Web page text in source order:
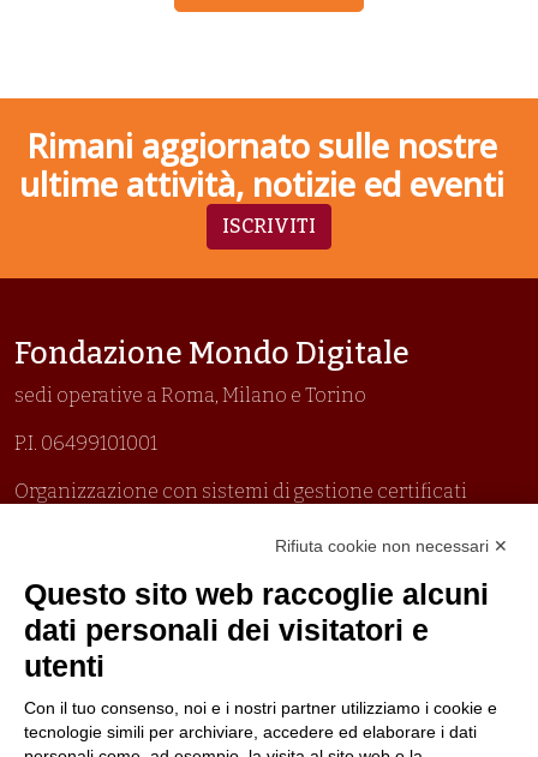
Rimani aggiornato sulle nostre
ultime attività, notizie ed eventi
ISCRIVITI
Fondazione Mondo Digitale
sedi operative a Roma, Milano e Torino
P.I. 06499101001
Organizzazione con sistemi di gestione certificati
Politica per la parità di genere
Politica antibullismo
Rifiuta cookie non necessari ✕
Questo sito web raccoglie alcuni
dati personali dei visitatori e
utenti
Con il tuo consenso, noi e i nostri partner utilizziamo i cookie e
tecnologie simili per archiviare, accedere ed elaborare i dati